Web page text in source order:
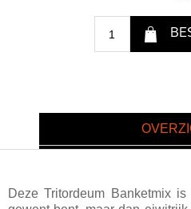
Deze Tritordeum Banketmix